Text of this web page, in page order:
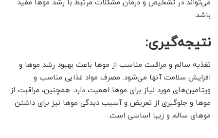
می‌تواند در تشخیص و درمان مشکلات مرتبط با رشد موها مفید
باشد.
نتیجه‌گیری:
تغذیه سالم و مراقبت مناسب از موها باعث بهبود رشد موها و
افزایش سلامت آنها می‌شود. مصرف مواد غذایی مناسب و
ویتامین‌های مورد نیاز برای موها اهمیت دارد. همچنین، مراقبت از
موها و جلوگیری از تعریض و آسیب دیدگی موها نیز برای داشتن
موهای سالم و زیبا اساسی است.